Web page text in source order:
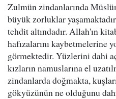
Zulmün zindanlarında
büyük zorluklar
tehdit altındadır. Allah'ın
hafızalarını kaybetmelerine
görmektedir. Yüzlerini dahi
kızların namuslarına el
zindanlarda doğmakta,
gökyüzünün ne olduğunu